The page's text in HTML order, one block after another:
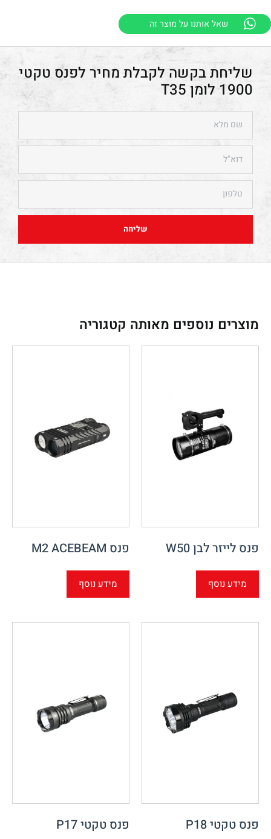
שאל אותנו על מוצר זה
פנס טקטי
1900 לומן T35
שליחה
מוצרים נוספים מאותה קטגוריה
פנס לייזר לבן W50
מידע נוסף
פנס M2 ACEBEAM
מידע נוסף
פנס טקטי P18 פנס טקטי P17